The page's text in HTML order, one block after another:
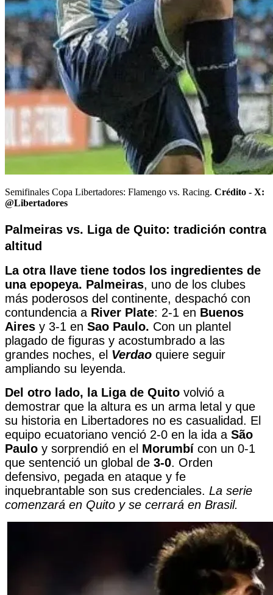
Semifinales Copa Libertadores: Flamengo vs. Racing. Crédito - X:
@Libertadores
Palmeiras vs. Liga de Quito: tradición contra
altitud
La otra llave tiene todos los ingredientes de
una epopeya. Palmeiras, uno de los clubes
más poderosos del continente, despachó con
contundencia a River Plate: 2-1 en Buenos
Aires y 3-1 en Sao Paulo. Con un plantel
plagado de figuras y acostumbrado a las
grandes noches, el Verdao quiere seguir
ampliando su leyenda.
Del otro lado, la Liga de Quito volvió a
demostrar que la altura es un arma letal y que
su historia en Libertadores no es casualidad. El
equipo ecuatoriano venció 2-0 en la ida a São
Paulo y sorprendió en el Morumbí con un 0-1
que sentenció un global de 3-0. Orden
defensivo, pegada en ataque y fe
inquebrantable son sus credenciales. La serie
comenzará en Quito y se cerrará en Brasil.